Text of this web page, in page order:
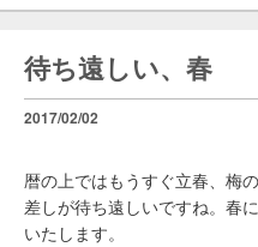
待ち遠しい、春
2017/02/02
暦の上ではもうすぐ立春、梅
差しが待ち遠しいですね。春
いたします。